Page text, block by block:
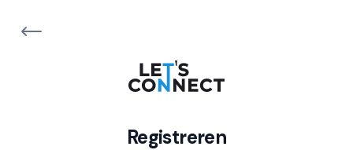
Registreren